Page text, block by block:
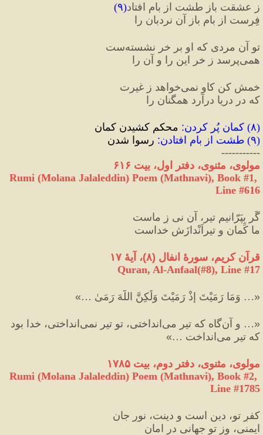
ز عشقت باز طشت از بام افتاد(۹)
فِرِست از بام باز آن نردبان را
تو آن مردی که او بر خر نشسته‌ست
همی‌پرسد ز خر این را و آن را
خمش کن کاو نمی‌خواهد ز غیرت
که در دریا درآرد همگنان را
(۸) کمان پُر کردن: محکم کشیدن کمان
(۹) طشت از بام افتادن: رسوا شدن
-----------
مولوی، مثنوی، دفتر اول، بیت ۶۱۶
Rumi (Molana Jalaleddin) Poem (Mathnavi), Book #1,
Line #616
گَر بِپَرّانیم تیر، آن نی زِ ماست
ما کَمان و تیراَنْدازَش خداست
قرآن کریم، سورهٔ انفال (۸)، آیهٔ ۱۷
Quran, Al-Anfaal(#8), Line #17
«… وَمَا رَمَيْتَ إِذْ رَمَيْتَ وَلَٰكِنَّ اللَّهَ رَمَىٰ …»
«
که تیر می‌انداخت …
»
مولوی، مثنوی، دفتر دوم، بیت ۱۷۸۵
Rumi (Molana Jalaleddin) Poem (Mathnavi), Book #2,
Line #1785
کفرِ تو، دین است و دینت، نورِ جان
ایمنی، وز تو جهانی در امان‏